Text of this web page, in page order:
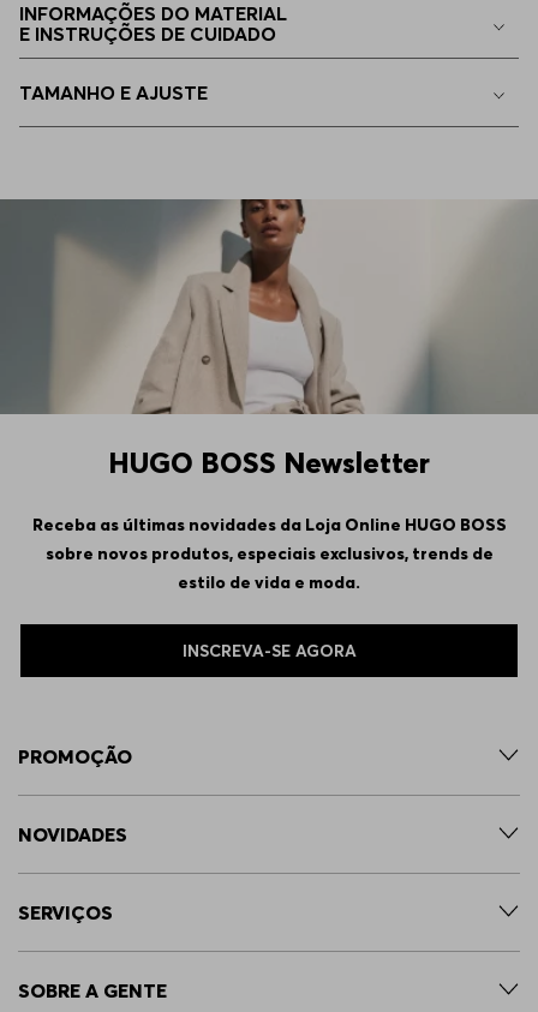
EEGG Apenas1no estoque
EP - XS Indisponível
INFORMAÇÕES DO MATERIAL
E INSTRUÇÕES DE CUIDADO
TAMANHO E AJUSTE
HUGO BOSS Newsletter
Receba as últimas novidades da Loja Online HUGO BOSS
sobre novos produtos, especiais exclusivos, trends de
estilo de vida e moda.
INSCREVA-SE AGORA
PROMOÇÃO
NOVIDADES
SERVIÇOS
SOBRE A GENTE